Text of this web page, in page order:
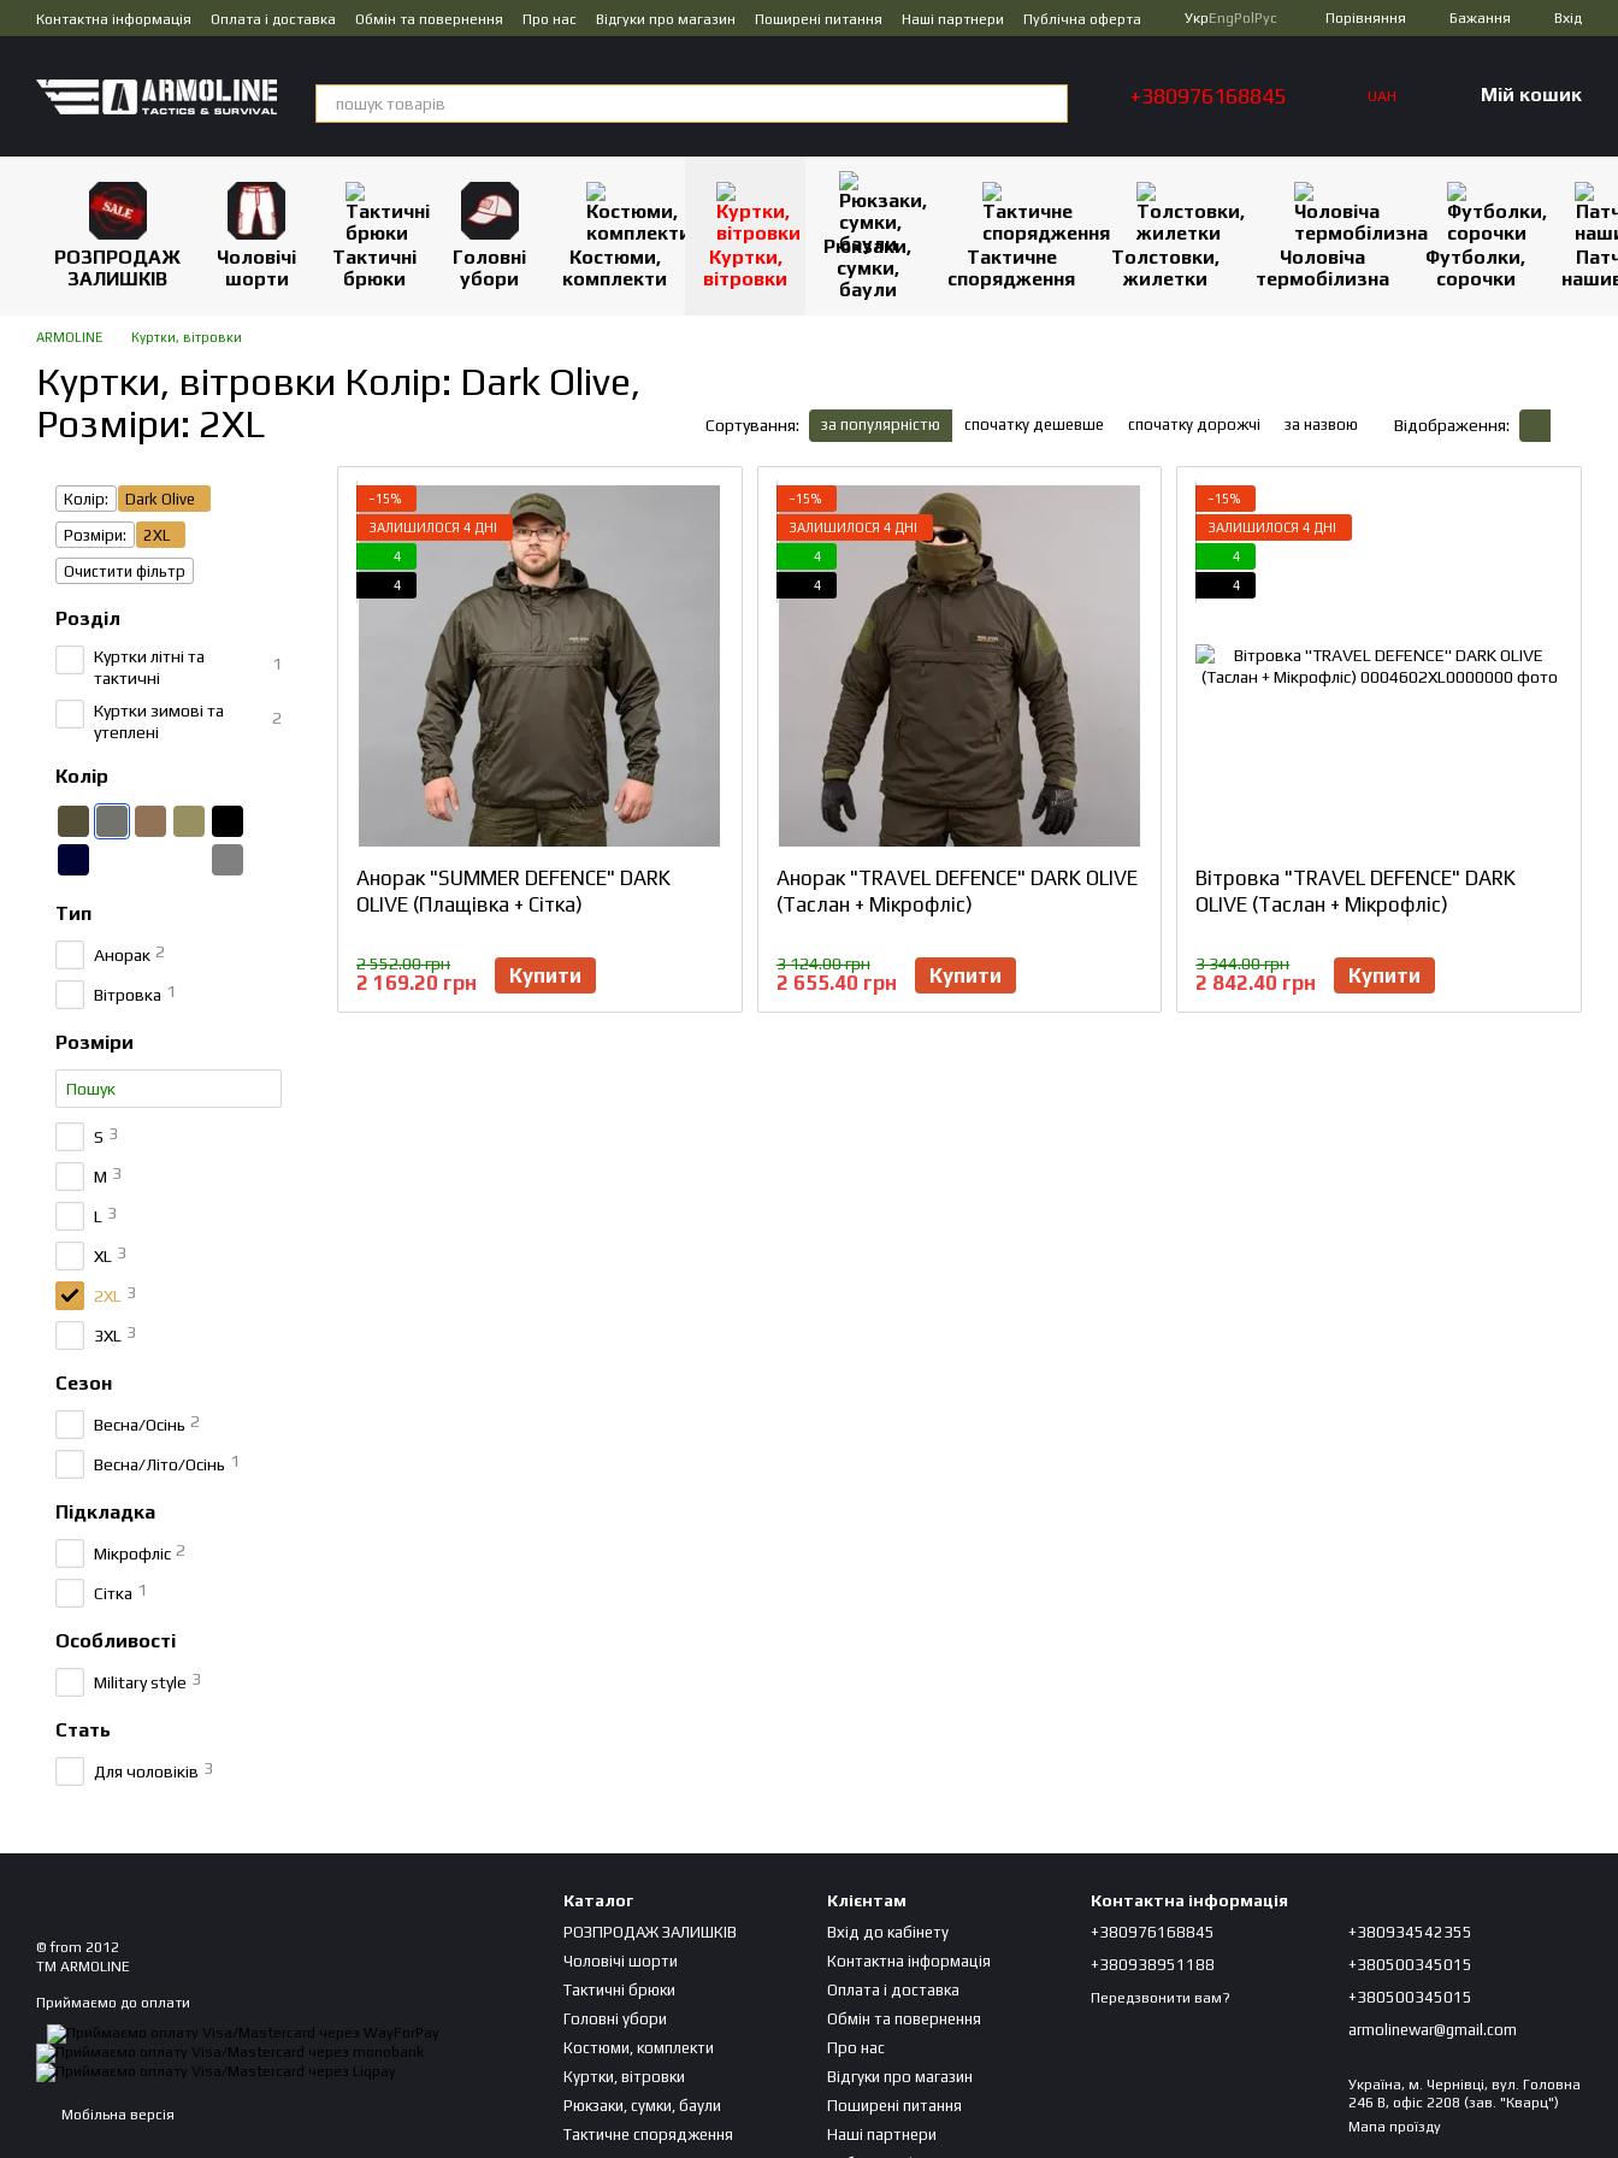
Перейти до основного контенту
Контактна інформація Оплата і доставка Обмін та повернення Про нас Відгуки про магазин Поширені питання Наші партнери
Публічна оферта
УкрEngPol Рус Порівняння Бажання Вхід
+380976168845 UAH Мій кошик
РОЗПРОДАЖ
ЗАЛИШКІВ
Чоловічі
шорти
Тактичні
брюки
Головні
убори
Костюми,
комплекти
Куртки,
вітровки
Рюкзаки,
сумки,
баули
Тактичне
спорядження
Толстовки,
жилетки
Чоловіча
термобілизна
Футболки,
сорочки
ARMOLINE Куртки, вітровки
Куртки, вітровки Колір: Dark Olive,
Розміри: 2XL
Сортування: за популярністю спочатку дешевше спочатку дорожчі за назвою Відображення:
−15%
ЗАЛИШИЛОСЯ 4 ДНІ
4
4
Анорак "SUMMER DEFENCE" DARK
OLIVE (Плащівка + Сітка)
2 552.00 грн
2 169.20 грн Купити
−15%
ЗАЛИШИЛОСЯ 4 ДНІ
4
4
Анорак "TRAVEL DEFENCE" DARK OLIVE
(Таслан + Мікрофліс)
3 124.00 грн
2 655.40 грн Купити
−15%
ЗАЛИШИЛОСЯ 4 ДНІ
4
4
Вітровка "TRAVEL DEFENCE" DARK
OLIVE (Таслан + Мікрофліс)
3 344.00 грн
2 842.40 грн Купити
Колір:
Dark Olive
Розміри:
2XL
Очистити фільтр
Розділ
Куртки літні та
тактичні
1
Куртки зимові та
утеплені
2
Колір
Тип
Анорак 2
Вітровка 1
Розміри
S 3
M 3
L 3
XL 3
2XL 3
3XL 3
Сезон
Весна/Осінь 2
Весна/Літо/Осінь 1
Підкладка
Мікрофліс 2
Сітка 1
Особливості
Military style 3
Стать
Для чоловіків 3
© from 2012
TM ARMOLINE
Приймаємо до оплати
Мобільна версія
Каталог
РОЗПРОДАЖ ЗАЛИШКІВ
Чоловічі шорти
Тактичні брюки
Головні убори
Костюми, комплекти
Куртки, вітровки
Рюкзаки, сумки, баули
Тактичне спорядження
Клієнтам
Вхід до кабінету
Контактна інформація
Оплата і доставка
Обмін та повернення
Про нас
Відгуки про магазин
Поширені питання
Наші партнери
Контактна інформація
+380976168845
+380938951188
Передзвонити вам?
+380934542355
+380500345015
+380500345015
armolinewar@gmail.com
Україна, м. Чернівці, вул. Головна
246 В, офіс 2208 (зав. "Кварц")
Мапа проїзду